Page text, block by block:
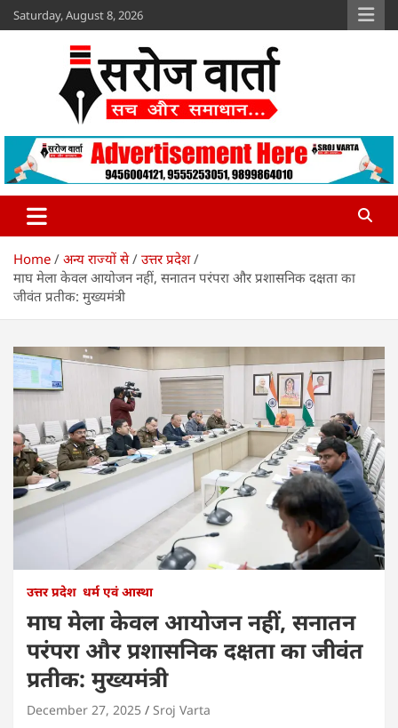
Skip
to
Saturday, August 8, 2026
Sroj Varta
www.srojvarta.in
Home अन्य राज्यों से
उत्तर प्रदेश
माघ मेला केवल आयोजन नहीं, सनातन परंपरा और प्रशासनिक दक्षता का
जीवंत प्रतीक: मुख्यमंत्री
उत्तर प्रदेश धर्म एवं आस्था
माघ मेला केवल आयोजन नहीं, सनातन
परंपरा और प्रशासनिक दक्षता का जीवंत
प्रतीक: मुख्यमंत्री
December 27, 2025 Sroj Varta